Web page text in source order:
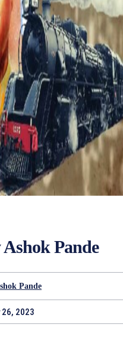
Ashok Pande
Pande
2023